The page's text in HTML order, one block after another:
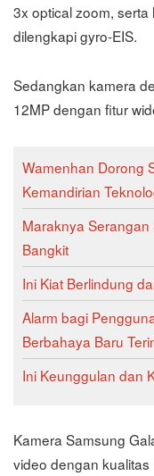
3x optical zoom,
dilengkapi gyro-EIS.
Sedangkan kamera
12MP dengan fitur
Wamenhan Dorong
Kemandirian
Maraknya Serangan
Bangkit
Ini Kiat Berlindung
Alarm bagi
Berbahaya Baru
Ini Keunggulan dan
Kamera Samsung
video dengan